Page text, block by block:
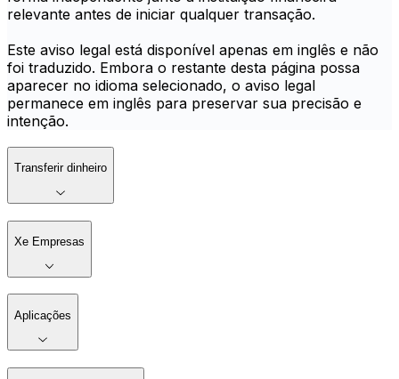
relevante antes de iniciar qualquer transação.
Este aviso legal está disponível apenas em inglês e não
foi traduzido. Embora o restante desta página possa
aparecer no idioma selecionado, o aviso legal
permanece em inglês para preservar sua precisão e
intenção.
Transferir dinheiro
Xe Empresas
Aplicações